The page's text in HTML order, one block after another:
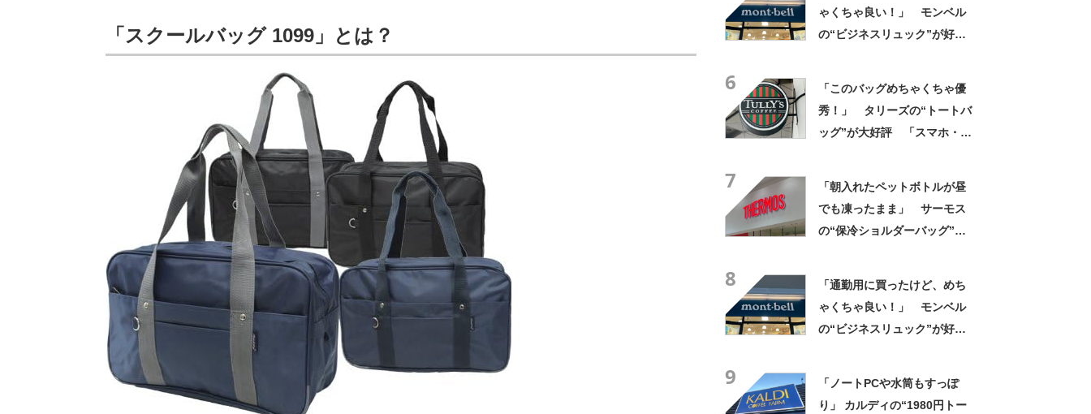
「スクールバッグ 1099」とは？
ゃくちゃ良い！」 モンベル
の“ビジネスリュック”が好
6
「このバッグめちゃくちゃ優
秀！」 タリーズの“トートバ
ッグ”が大好評 「スマホ・財
7
「朝入れたペットボトルが昼
でも凍ったまま」 サーモス
の“保冷ショルダーバッグ”が
8
「通勤用に買ったけど、めち
ゃくちゃ良い！」 モンベル
の“ビジネスリュック”が好
9
「ノートPCや水筒もすっぽ
り」 カルディの“1980円トー